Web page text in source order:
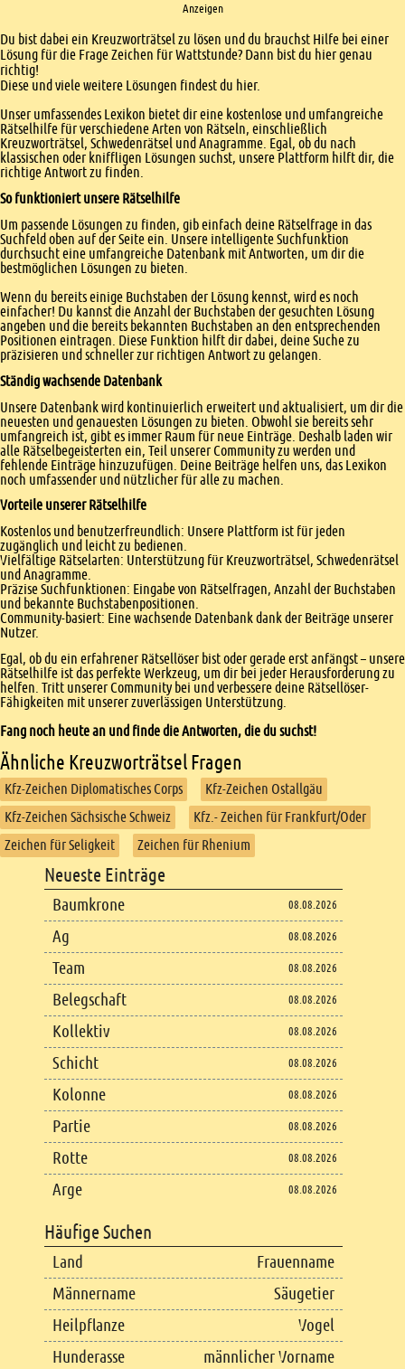
Anzeigen
Einleitung
Du bist dabei ein Kreuzworträtsel zu lösen und du brauchst Hilfe bei einer
Lösung für die Frage Zeichen für Wattstunde? Dann bist du hier genau
richtig!
Diese und viele weitere Lösungen findest du hier.
Unser umfassendes Lexikon bietet dir eine kostenlose und umfangreiche
Rätselhilfe für verschiedene Arten von Rätseln, einschließlich
Kreuzworträtsel, Schwedenrätsel und Anagramme. Egal, ob du nach
klassischen oder kniffligen Lösungen suchst, unsere Plattform hilft dir, die
richtige Antwort zu finden.
So funktioniert unsere Rätselhilfe
Um passende Lösungen zu finden, gib einfach deine Rätselfrage in das
Suchfeld oben auf der Seite ein. Unsere intelligente Suchfunktion
durchsucht eine umfangreiche Datenbank mit Antworten, um dir die
bestmöglichen Lösungen zu bieten.
Wenn du bereits einige Buchstaben der Lösung kennst, wird es noch
einfacher! Du kannst die Anzahl der Buchstaben der gesuchten Lösung
angeben und die bereits bekannten Buchstaben an den entsprechenden
Positionen eintragen. Diese Funktion hilft dir dabei, deine Suche zu
präzisieren und schneller zur richtigen Antwort zu gelangen.
Ständig wachsende Datenbank
Unsere Datenbank wird kontinuierlich erweitert und aktualisiert, um dir die
neuesten und genauesten Lösungen zu bieten. Obwohl sie bereits sehr
umfangreich ist, gibt es immer Raum für neue Einträge. Deshalb laden wir
alle Rätselbegeisterten ein, Teil unserer Community zu werden und
fehlende Einträge hinzuzufügen. Deine Beiträge helfen uns, das Lexikon
noch umfassender und nützlicher für alle zu machen.
Vorteile unserer Rätselhilfe
Kostenlos und benutzerfreundlich: Unsere Plattform ist für jeden
zugänglich und leicht zu bedienen.
Vielfältige Rätselarten: Unterstützung für Kreuzworträtsel, Schwedenrätsel
und Anagramme.
Präzise Suchfunktionen: Eingabe von Rätselfragen, Anzahl der Buchstaben
und bekannte Buchstabenpositionen.
Community-basiert: Eine wachsende Datenbank dank der Beiträge unserer
Nutzer.
Egal, ob du ein erfahrener Rätsellöser bist oder gerade erst anfängst – unsere
Rätselhilfe ist das perfekte Werkzeug, um dir bei jeder Herausforderung zu
helfen. Tritt unserer Community bei und verbessere deine Rätsellöser-
Fähigkeiten mit unserer zuverlässigen Unterstützung.
Fang noch heute an und finde die Antworten, die du suchst!
Ähnliche Kreuzworträtsel Fragen
Kfz-Zeichen Diplomatisches Corps
Kfz-Zeichen Ostallgäu
Kfz-Zeichen Sächsische Schweiz
Kfz.- Zeichen für Frankfurt/Oder
Zeichen für Seligkeit
Zeichen für Rhenium
Footer content
Neueste Einträge
Baumkrone 08.08.2026
Ag 08.08.2026
Team 08.08.2026
Belegschaft 08.08.2026
Kollektiv 08.08.2026
Schicht 08.08.2026
Kolonne 08.08.2026
Partie 08.08.2026
Rotte 08.08.2026
Arge 08.08.2026
Häufige Suchen
Land
Frauenname
Männername
Säugetier
Heilpflanze
Vogel
Hunderasse
männlicher Vorname